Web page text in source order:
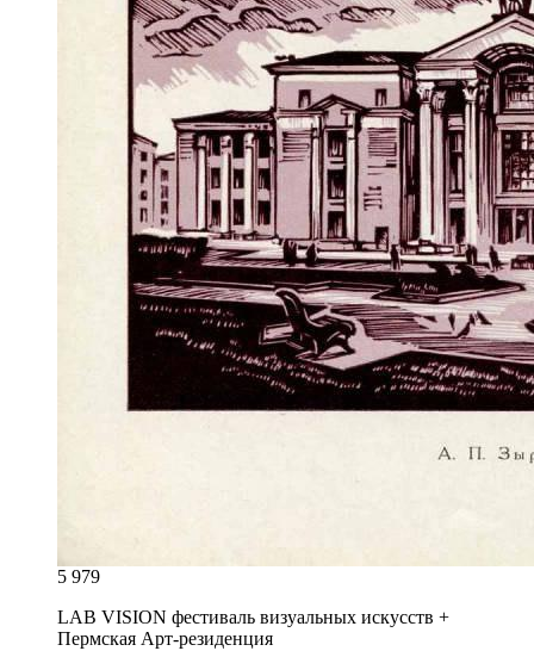
5 979
LAB VISION фестиваль визуальных искусств +
Пермская Арт-резиденция